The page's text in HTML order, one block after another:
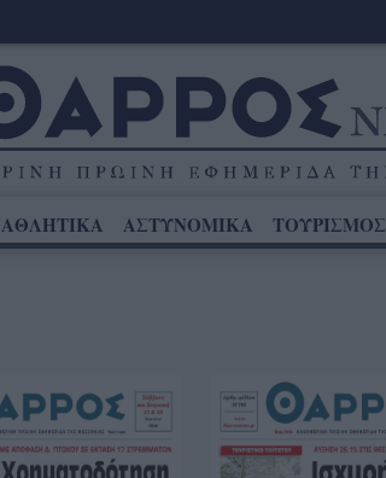
ΑΘΛΗΤΙΚΑ ΑΣΤΥΝΟΜΙΚΑ ΤΟΥΡΙΣΜΟΣ